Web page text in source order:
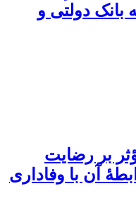
بانک‌ دولتی و
بر رضایت
آن با وفاداری